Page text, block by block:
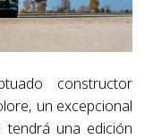
constructor
un excepcional
una edición